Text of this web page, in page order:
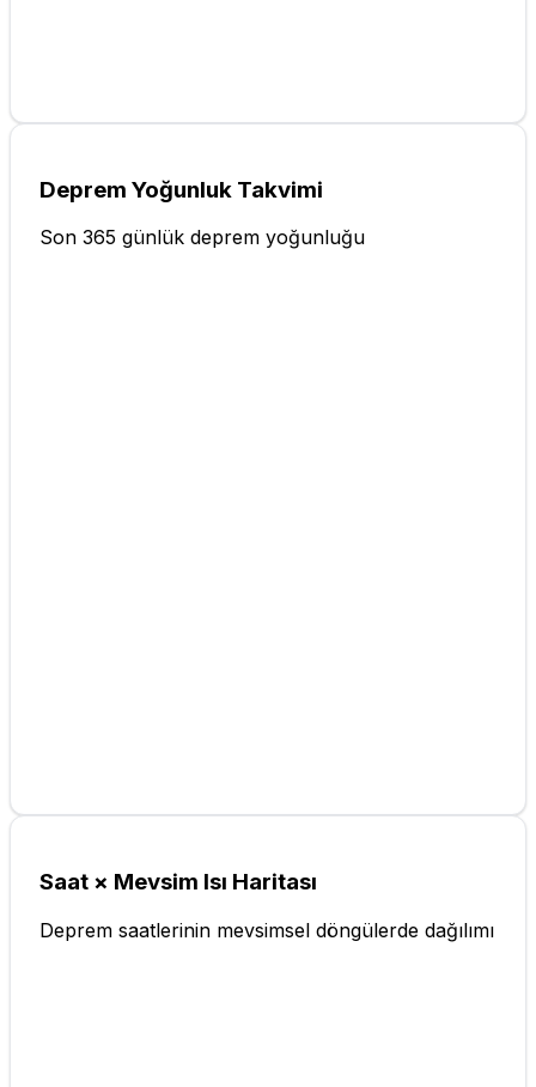
Deprem Yoğunluk Takvimi
Son 365 günlük deprem yoğunluğu
Saat × Mevsim Isı Haritası
Deprem saatlerinin mevsimsel döngülerde dağılımı